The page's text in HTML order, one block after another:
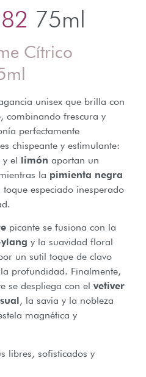
75ml
Cítrico
unisex que brilla con
, combinando frescura y
perfectamente
chispeante y estimulante:
y el limón aportan un
la pimienta negra
especiado inesperado
picante se fusiona con la
y la suavidad floral
un sutil toque de clavo
profundidad. Finalmente,
se despliega con el vetiver
, la savia y la nobleza
magnética y
libres, sofisticados y